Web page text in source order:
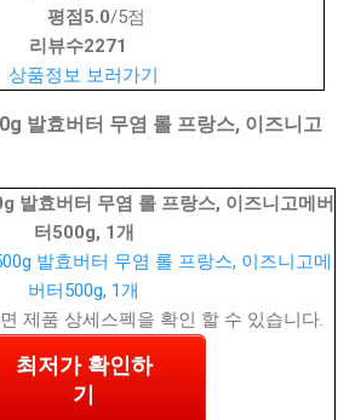
평점 5.0/5점
리뷰수2271
상품정보 보러가기
발효버터 무염 롤 프랑스, 이즈니고
발효버터 무염 롤 프랑스, 이즈니고메버
터500g, 1개
제품 상세스펙을 확인 할 수 있습니다.
최저가 확인하
기